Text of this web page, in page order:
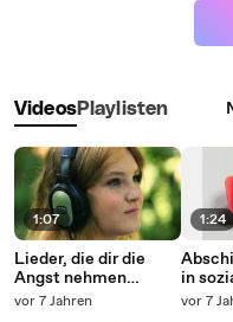
VideosPlaylisten
1:07
Lieder, die dir die
Angst nehmen
können
vor 7 Jahren
1:24
in
vor 7